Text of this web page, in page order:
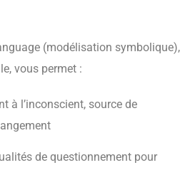
(modélisation symbolique),
vous permet :
à l’inconscient, source de
de questionnement pour